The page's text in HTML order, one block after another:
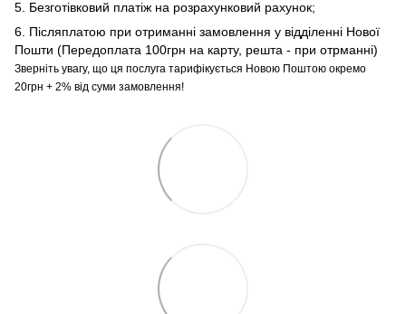
5. Безготівковий платіж на розрахунковий рахунок;
6. Післяплатою при отриманні замовлення у відділенні Нової
Пошти (Передоплата 100грн на карту, решта - при отрманні)
Зверніть увагу, що ця послуга тарифікується Новою Поштою окремо
20грн + 2% від суми замовлення!